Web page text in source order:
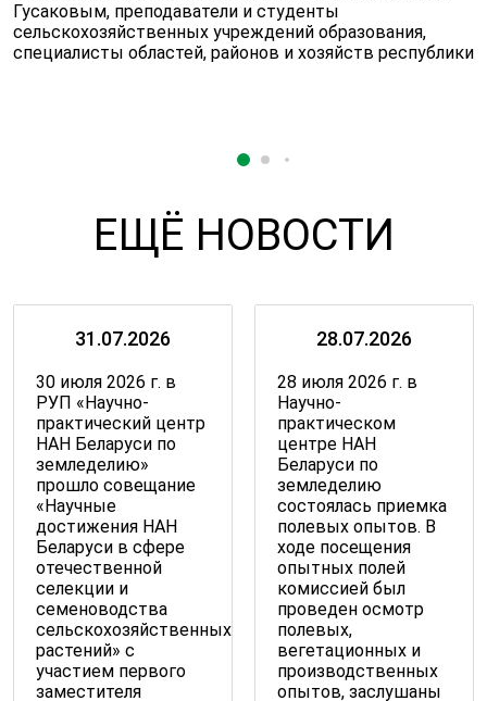
Гусаковым, преподаватели и студенты
сельскохозяйственных учреждений образования,
специалисты областей, районов и хозяйств республики
ЕЩЁ НОВОСТИ
31.07.2026
30 июля 2026 г. в
РУП «Научно-
практический центр
НАН Беларуси по
земледелию»
прошло совещание
«Научные
достижения НАН
Беларуси в сфере
отечественной
селекции и
семеноводства
сельскохозяйственных
растений» с
участием первого
заместителя
28.07.2026
28 июля 2026 г. в
Научно-
практическом
центре НАН
Беларуси по
земледелию
состоялась приемка
полевых опытов. В
ходе посещения
опытных полей
комиссией был
проведен осмотр
полевых,
вегетационных и
производственных
опытов, заслушаны